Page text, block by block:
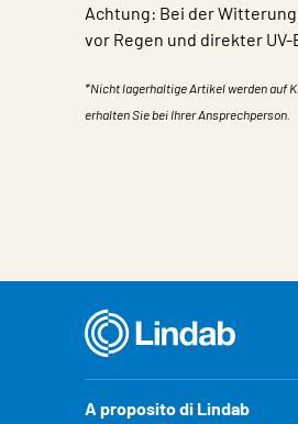
Achtung: Bei der
vor Regen und direkter
*Nicht lagerhaltige Artikel werden auf
erhalten Sie bei Ihrer Ansprechperson.
A proposito di Lindab